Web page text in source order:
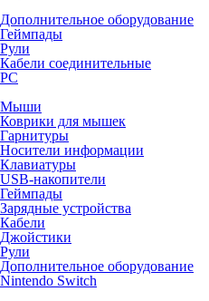
Дополнительное оборудование
Геймпады
Рули
Кабели соединительные
PC
Мыши
Коврики для мышек
Гарнитуры
Носители информации
Клавиатуры
USB-накопители
Геймпады
Зарядные устройства
Кабели
Джойстики
Рули
Дополнительное оборудование
Nintendo Switch